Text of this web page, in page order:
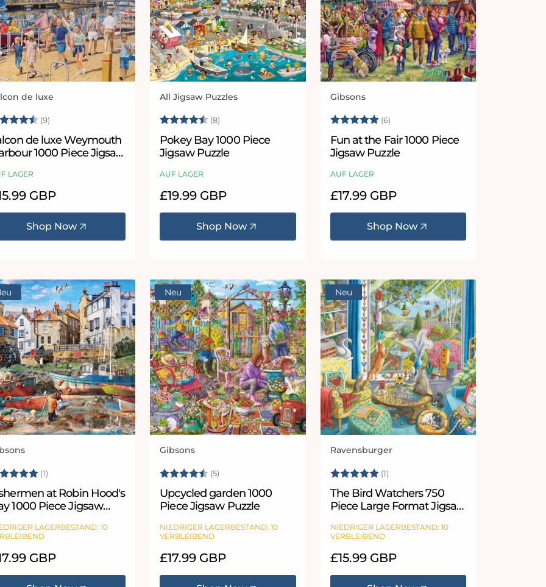
de luxe
(9)
de luxe Weymouth
1000 Piece Jigsaw
LAGER
GBP
Shop Now
Anbieter:
All Jigsaw Puzzles
Bewertung:
(8)
Pokey Bay 1000 Piece
Jigsaw Puzzle
AUF LAGER
Normaler
£19.99 GBP
Shop Now
Anbieter:
Gibsons
Bewertung:
(6)
Fun at the Fair 1000 Piece
Jigsaw Puzzle
AUF LAGER
Normaler
£17.99 GBP
Shop Now
(1)
at Robin Hood's
1000 Piece Jigsaw
LAGERBESTAND: 10
GBP
Neu
Anbieter:
Gibsons
Bewertung:
(5)
Upcycled garden 1000
Piece Jigsaw Puzzle
NIEDRIGER LAGERBESTAND: 10
VERBLEIBEND
Normaler
£17.99 GBP
Neu
Anbieter:
Ravensburger
Bewertung:
(1)
The Bird Watchers 750
Piece Large Format Jigsaw
NIEDRIGER LAGERBESTAND: 10
VERBLEIBEND
Normaler
£15.99 GBP